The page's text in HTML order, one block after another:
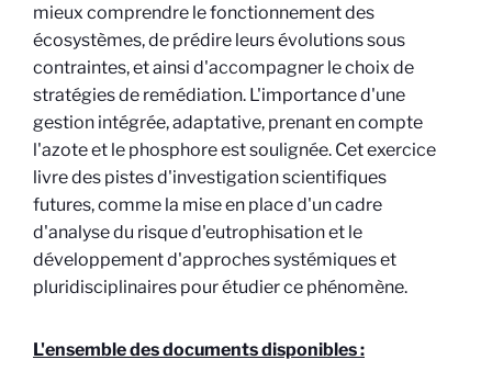
mieux comprendre le fonctionnement des
écosystèmes, de prédire leurs évolutions sous
contraintes, et ainsi d'accompagner le choix de
stratégies de remédiation. L'importance d'une
gestion intégrée, adaptative, prenant en compte
l'azote et le phosphore est soulignée. Cet exercice
livre des pistes d'investigation scientifiques
futures, comme la mise en place d'un cadre
d'analyse du risque d'eutrophisation et le
développement d'approches systémiques et
pluridisciplinaires pour étudier ce phénomène.
L'ensemble des documents disponibles :